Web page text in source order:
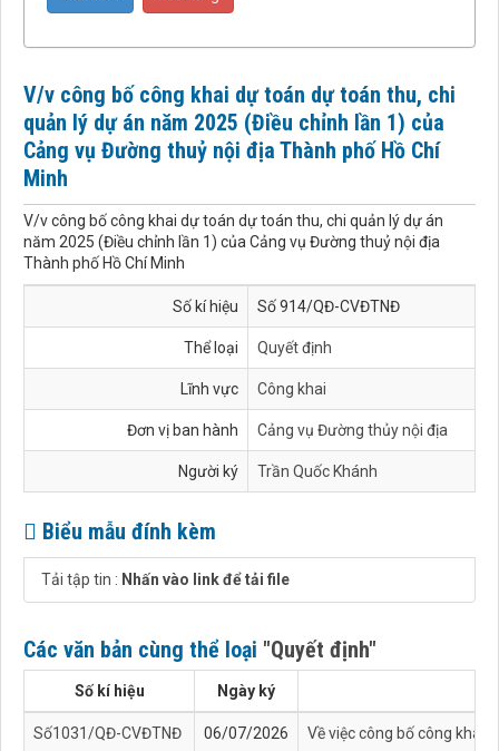
V/v công bố công khai dự toán dự toán thu, chi
quản lý dự án năm 2025 (Điều chỉnh lần 1) của
Cảng vụ Đường thuỷ nội địa Thành phố Hồ Chí
Minh
V/v công bố công khai dự toán dự toán thu, chi quản lý dự án
năm 2025 (Điều chỉnh lần 1) của Cảng vụ Đường thuỷ nội địa
Thành phố Hồ Chí Minh
Số kí hiệu Số 914/QĐ-CVĐTNĐ
Thể loại Quyết định
Lĩnh vực Công khai
Đơn vị ban hành Cảng vụ Đường thủy nội địa
Người ký Trần Quốc Khánh
Biểu mẫu đính kèm
Tải tập tin : Nhấn vào link để tải file
Các văn bản cùng thể loại "Quyết định"
Số kí hiệu Ngày ký
Số1031/QĐ-CVĐTNĐ 06/07/2026 Về việc công bố công khai